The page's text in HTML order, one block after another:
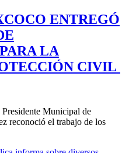
ENTREGÓ
LA
CIVIL
Municipal de
reconoció el trabajo de los